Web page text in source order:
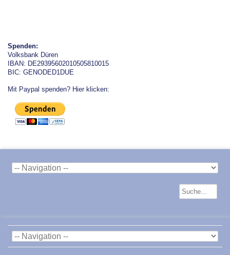
Spenden:
Volksbank Düren
IBAN: DE29395602010505810015
BIC: GENODED1DUE
Mit Paypal spenden? Hier klicken: